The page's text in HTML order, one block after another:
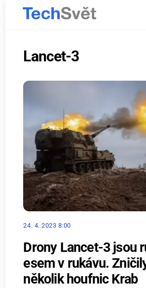
Lancet-3
24. 4. 2023 8:00
Drony Lancet-3 jsou
esem v rukávu.
několik houfnic Krab